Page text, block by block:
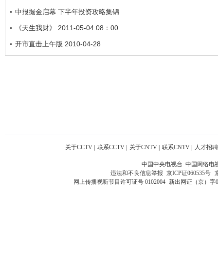
中报掘金启幕 下半年投资攻略集锦
《天生我财》 2011-05-04 08：00
开市直击上午版 2010-04-28
关于CCTV 联系CCTV 关于CNTV 联系CNTV 人才招聘
中国中央电视台 中国网络电
违法和不良信息举报 京ICP证060535号
网上传播视听节目许可证号 0102004 新出网证（京）